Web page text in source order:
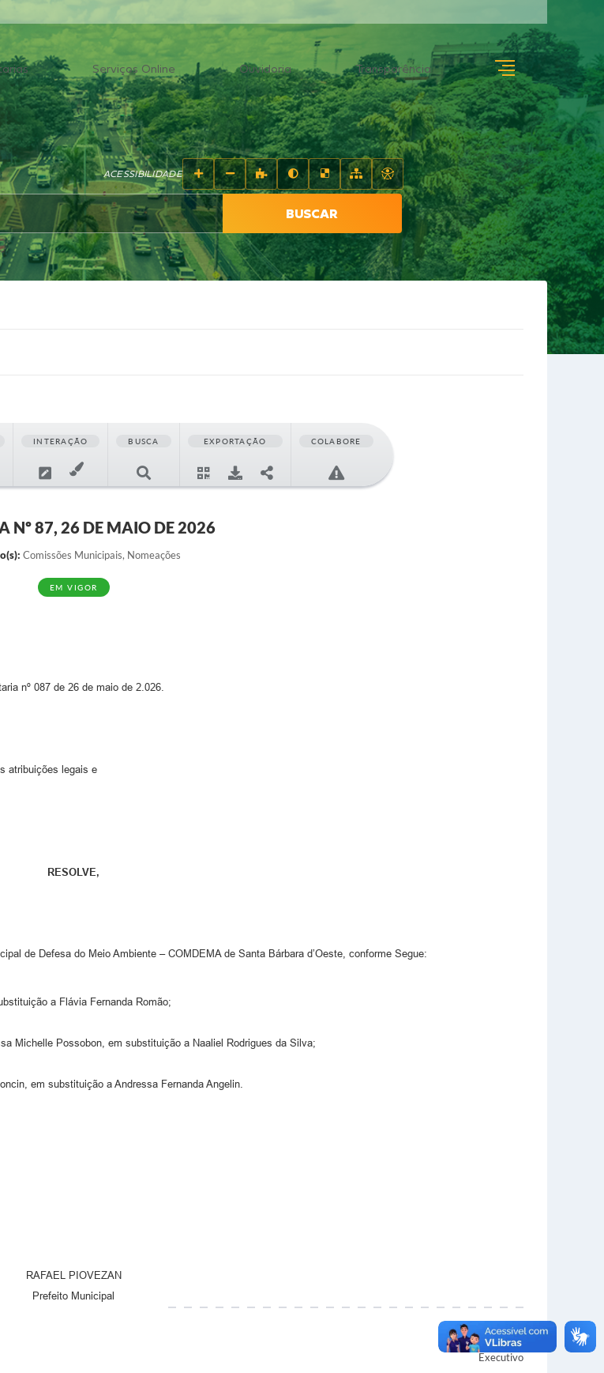
Serviços Online Ouvidoria Transparência
BUSCAR
ACESSIBILIDADE
INTERAÇÃO BUSCA EXPORTAÇÃO COLABORE
Nº 87, 26 DE MAIO DE 2026
Comissões Municipais, Nomeações
EM VIGOR
nº 087 de 26 de maio de 2.026.
atribuições legais e
RESOLVE,
de Defesa do Meio Ambiente – COMDEMA de Santa Bárbara d’Oeste, conforme Segue:
a Flávia Fernanda Romão;
Michelle Possobon, em substituição a Naaliel Rodrigues da Silva;
em substituição a Andressa Fernanda Angelin.
RAFAEL PIOVEZAN
Prefeito Municipal
Autor
Executivo